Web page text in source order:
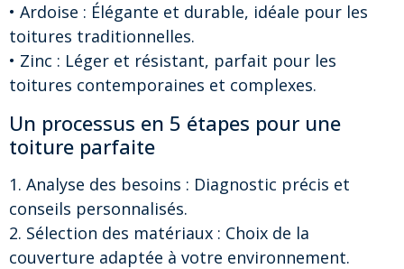
• Ardoise : Élégante et durable, idéale pour les
toitures traditionnelles.
• Zinc : Léger et résistant, parfait pour les
toitures contemporaines et complexes.
Un processus en 5 étapes pour une
toiture parfaite
1. Analyse des besoins : Diagnostic précis et
conseils personnalisés.
2. Sélection des matériaux : Choix de la
couverture adaptée à votre environnement.